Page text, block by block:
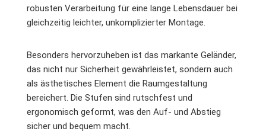
robusten Verarbeitung für eine lange Lebensdauer bei
gleichzeitig leichter, unkomplizierter Montage.
Besonders hervorzuheben ist das markante Geländer,
das nicht nur Sicherheit gewährleistet, sondern auch
als ästhetisches Element die Raumgestaltung
bereichert. Die Stufen sind rutschfest und
ergonomisch geformt, was den Auf- und Abstieg
sicher und bequem macht.